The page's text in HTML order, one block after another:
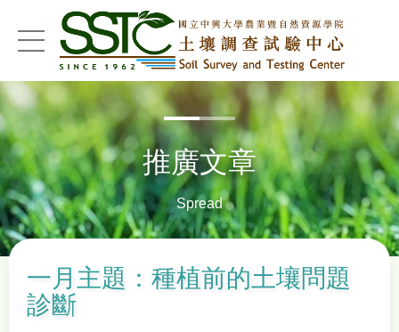
menu
推廣文章
Spread
一月主題：種植前的土壤問題
診斷